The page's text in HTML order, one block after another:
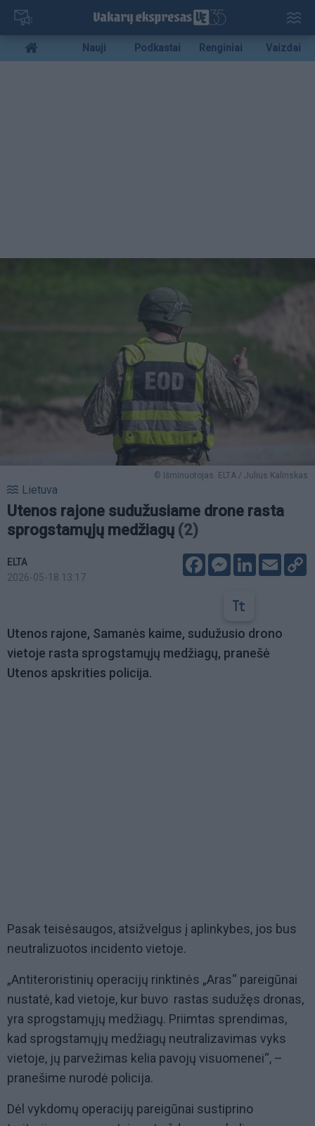
Pereiti
pagrindinį
turinį
Mobile
menu
Nauji Podkastai Renginiai Vaizdai
© Išminuotojas. ELTA / Julius Kalinskas
Lietuva
Utenos rajone sudužusiame drone rasta
sprogstamųjų medžiagų (2)
ELTA
2026-05-18 13:17
FacebookMessenger
LinkedIn
Email
Utenos rajone, Samanės kaime, sudužusio drono
vietoje rasta sprogstamųjų medžiagų, pranešė
Utenos apskrities policija.
Pasak teisėsaugos, atsižvelgus į aplinkybes, jos bus
neutralizuotos incidento vietoje.
„Antiteroristinių operacijų rinktinės „Aras“ pareigūnai
nustatė, kad vietoje, kur buvo rastas sudužęs dronas,
yra sprogstamųjų medžiagų. Priimtas sprendimas,
kad sprogstamųjų medžiagų neutralizavimas vyks
vietoje, jų parvežimas kelia pavojų visuomenei“, –
pranešime nurodė policija.
Dėl vykdomų operacijų pareigūnai sustiprino